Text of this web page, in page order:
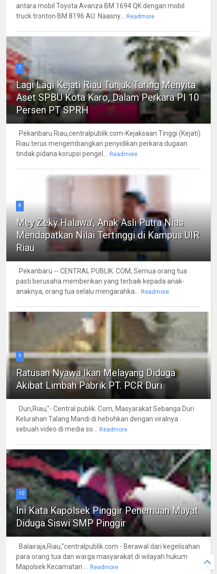
antara mobil Toyota Avanza BM 1694 QK dengan mobil
truck tronton BM 8196 AU. Naasny...
Readmore
7
Lagi Lagi Kejati Riau Tunjuk Taring Menyita
Aset SPBU Kota Karo, Dalam Perkara PI 10
Persen PT SPRH
Pekanbaru.Riau,centralpublik.com-Kejaksaan Tinggi (Kejati)
Riau terus mengembangkan penyidikan perkara dugaan
tindak pidana korupsi pengel...
Readmore
8
Mey Zeky Halawa', Anak Asli Putra Nias
Mendapatkan Nilai Tertinggi di Kampus UIR
Riau
Pekanbaru -- CENTRAL PUBLIK. COM, Semua orang tua
pasti berusaha memberikan yang terbaik kepada anak-
anaknya, orang tua selalu mengarahka...
Readmore
9
Ratusan Nyawa Ikan Melayang Diduga
Akibat Limbah Pabrik PT. PCR Duri
Duri,Riau,"- Central publik. Com, Masyarakat Sebanga Duri
Kelurahan Talang Mandi di hebohkan dengan viralnya
sebuah video di media so...
Readmore
10
Ini Kata Kapolsek Pinggir Penemuan Mayat
Diduga Siswi SMP Pinggir
Balairaja,Riau,"centralpublik.com - Berawal dari kegelisahan
para orang tua dan warga masyarakat di wilayah hukum
Mapolsek Kecamatan ...
Readmore